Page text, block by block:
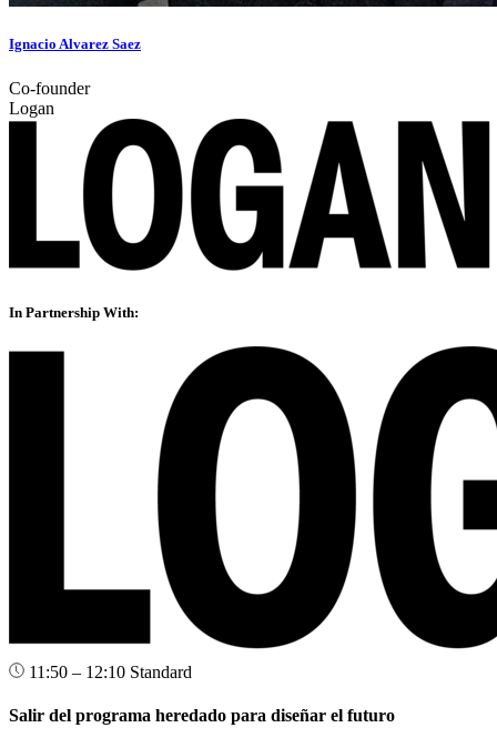
Ignacio Alvarez Saez
Co-founder
Logan
In Partnership With:
11:50 – 12:10 Standard
Salir del programa heredado para diseñar el futuro